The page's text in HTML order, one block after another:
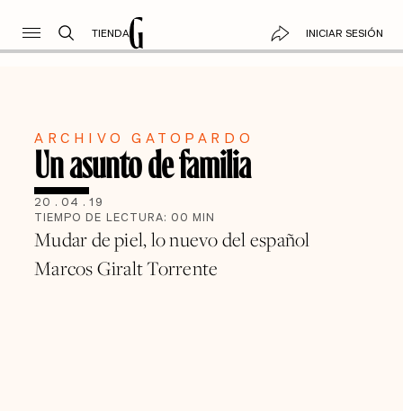
TIENDA INICIAR SESIÓN
ARCHIVO GATOPARDO
Un asunto de familia
20 . 04 . 19
TIEMPO DE LECTURA: 00 MIN
Mudar de piel, lo nuevo del español
Marcos Giralt Torrente